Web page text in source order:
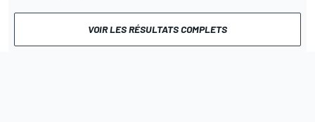
VOIR LES RÉSULTATS COMPLETS